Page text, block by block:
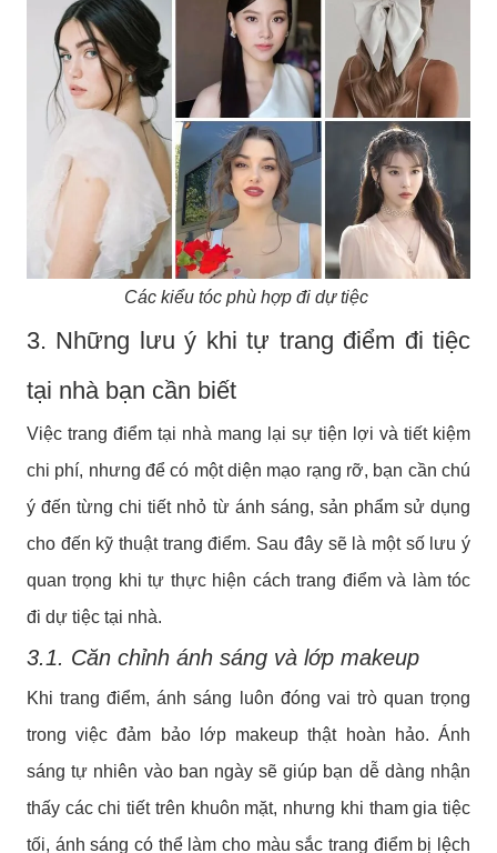
Các kiểu tóc phù hợp đi dự tiệc
3. Những lưu ý khi tự trang điểm đi tiệc
tại nhà bạn cần biết
Việc trang điểm tại nhà mang lại sự tiện lợi và tiết kiệm
chi phí, nhưng để có một diện mạo rạng rỡ, bạn cần chú
ý đến từng chi tiết nhỏ từ ánh sáng, sản phẩm sử dụng
cho đến kỹ thuật trang điểm. Sau đây sẽ là một số lưu ý
quan trọng khi tự thực hiện cách trang điểm và làm tóc
đi dự tiệc tại nhà.
3.1. Căn chỉnh ánh sáng và lớp makeup
Khi trang điểm, ánh sáng luôn đóng vai trò quan trọng
trong việc đảm bảo lớp makeup thật hoàn hảo. Ánh
sáng tự nhiên vào ban ngày sẽ giúp bạn dễ dàng nhận
thấy các chi tiết trên khuôn mặt, nhưng khi tham gia tiệc
tối, ánh sáng có thể làm cho màu sắc trang điểm bị lệch